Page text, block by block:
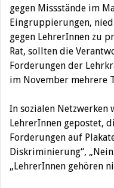
gegen Missstände im
Eingruppierungen,
gegen LehrerInnen zu
Rat, sollten die
Forderungen der
im November mehrere
In sozialen Netzwerken
LehrerInnen gepostet,
Forderungen auf
Diskriminierung“,
„LehrerInnen gehören